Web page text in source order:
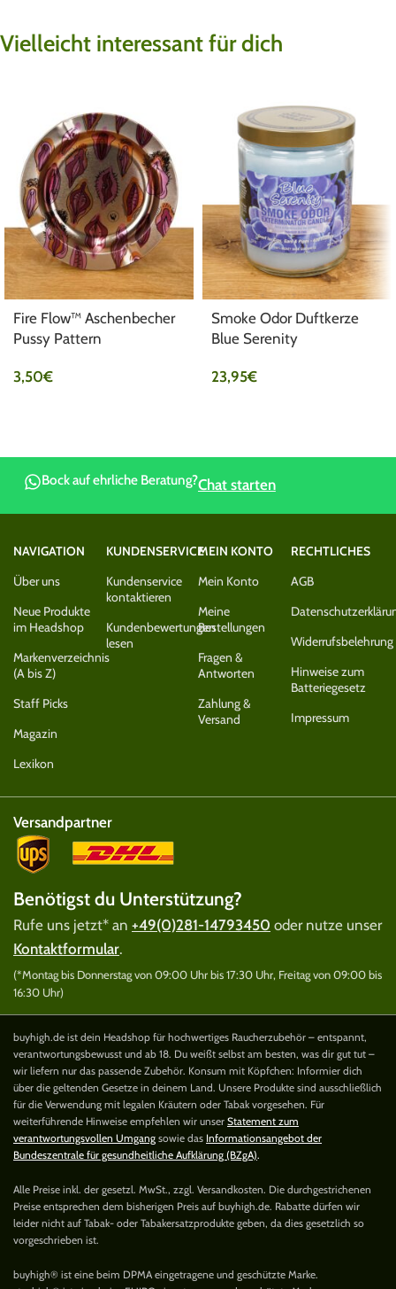
Vielleicht interessant für dich
Fire Flow™ Aschenbecher
Pussy Pattern
3,50€
Smoke Odor Duftkerze
Blue Serenity
23,95€
Bock auf ehrliche Beratung?Chat starten
NAVIGATION
Über uns
Neue Produkte
im Headshop
Markenverzeichnis
(A bis Z)
Staff Picks
Magazin
Lexikon
KUNDENSERVICE
Kundenservice
kontaktieren
Kundenbewertungen
lesen
MEIN KONTO
Mein Konto
Meine
Bestellungen
Fragen &
Antworten
Zahlung &
Versand
RECHTLICHES
AGB
Widerrufsbelehrung
Hinweise zum
Batteriegesetz
Impressum
Versandpartner
Benötigst du Unterstützung?
Rufe uns jetzt* an +49(0)281-14793450 oder nutze unser
Kontaktformular.
(*Montag bis Donnerstag von 09:00 Uhr bis 17:30 Uhr, Freitag von 09:00 bis
16:30 Uhr)
buyhigh.de ist dein Headshop für hochwertiges Raucherzubehör – entspannt,
verantwortungsbewusst und ab 18. Du weißt selbst am besten, was dir gut tut –
wir liefern nur das passende Zubehör. Konsum mit Köpfchen: Informier dich
über die geltenden Gesetze in deinem Land. Unsere Produkte sind ausschließlich
für die Verwendung mit legalen Kräutern oder Tabak vorgesehen. Für
weiterführende Hinweise empfehlen wir unser Statement zum
verantwortungsvollen Umgang sowie das Informationsangebot der
Bundeszentrale für gesundheitliche Aufklärung (BZgA).
Alle Preise inkl. der gesetzl. MwSt., zzgl. Versandkosten. Die durchgestrichenen
Preise entsprechen dem bisherigen Preis auf buyhigh.de. Rabatte dürfen wir
leider nicht auf Tabak- oder Tabakersatzprodukte geben, da dies gesetzlich so
vorgeschrieben ist.
buyhigh® ist eine beim DPMA eingetragene und geschützte Marke.